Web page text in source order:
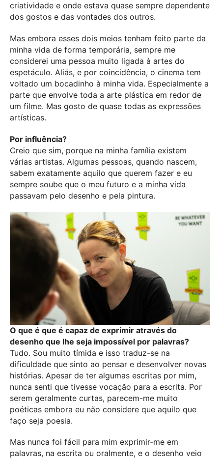
criatividade e onde estava quase sempre dependente
dos gostos e das vontades dos outros.
Mas embora esses dois meios tenham feito parte da
minha vida de forma temporária, sempre me
considerei uma pessoa muito ligada à artes do
espetáculo. Aliás, e por coincidência, o cinema tem
voltado um bocadinho à minha vida. Especialmente a
parte que envolve toda a arte plástica em redor de
um filme. Mas gosto de quase todas as expressões
artísticas.
Por influência?
Creio que sim, porque na minha família existem
várias artistas. Algumas pessoas, quando nascem,
sabem exatamente aquilo que querem fazer e eu
sempre soube que o meu futuro e a minha vida
passavam pelo desenho e pela pintura.
O que é que é capaz de exprimir através do
desenho que lhe seja impossível por palavras?
Tudo. Sou muito tímida e isso traduz-se na
dificuldade que sinto ao pensar e desenvolver novas
histórias. Apesar de ter algumas escritas por mim,
nunca senti que tivesse vocação para a escrita. Por
serem geralmente curtas, parecem-me muito
poéticas embora eu não considere que aquilo que
faço seja poesia.
Mas nunca foi fácil para mim exprimir-me em
palavras, na escrita ou oralmente, e o desenho veio